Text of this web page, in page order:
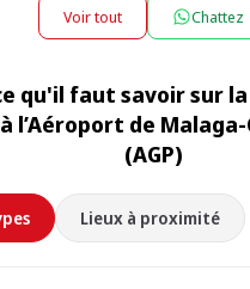
de nuit peut s’appliquer —
affiché lors de la réservation.
ou villa, et nous la
la fin de la location.
lors de la réservation ; selon
de livraison peuvent
indiqués à l’avance.
Voir tout Chattez
qu'il faut savoir sur
l’Aéroport de
(AGP)
Lieux à proximité